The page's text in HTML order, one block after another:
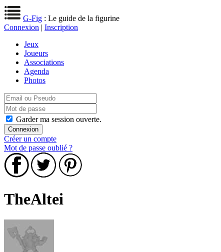
G-Fig : Le guide de la figurine
Connexion | Inscription
Jeux
Joueurs
Associations
Agenda
Photos
Garder ma session ouverte.
Créer un compte
Mot de passe oublié ?
TheAltei